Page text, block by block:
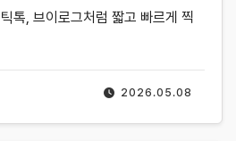
2026.05.08
톡, 브이로그처럼 짧고 빠르게 찍